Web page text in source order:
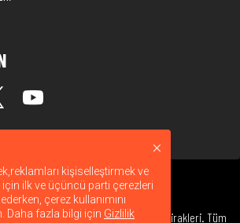
Inc. veya bağlı kuruluşları ve iştirakleri. Tüm
kişiselleştirmek ve
için ilk ve üçüncü parti çerezleri
çerez kullanımını
Daha fazla bilgi için Gizlilik